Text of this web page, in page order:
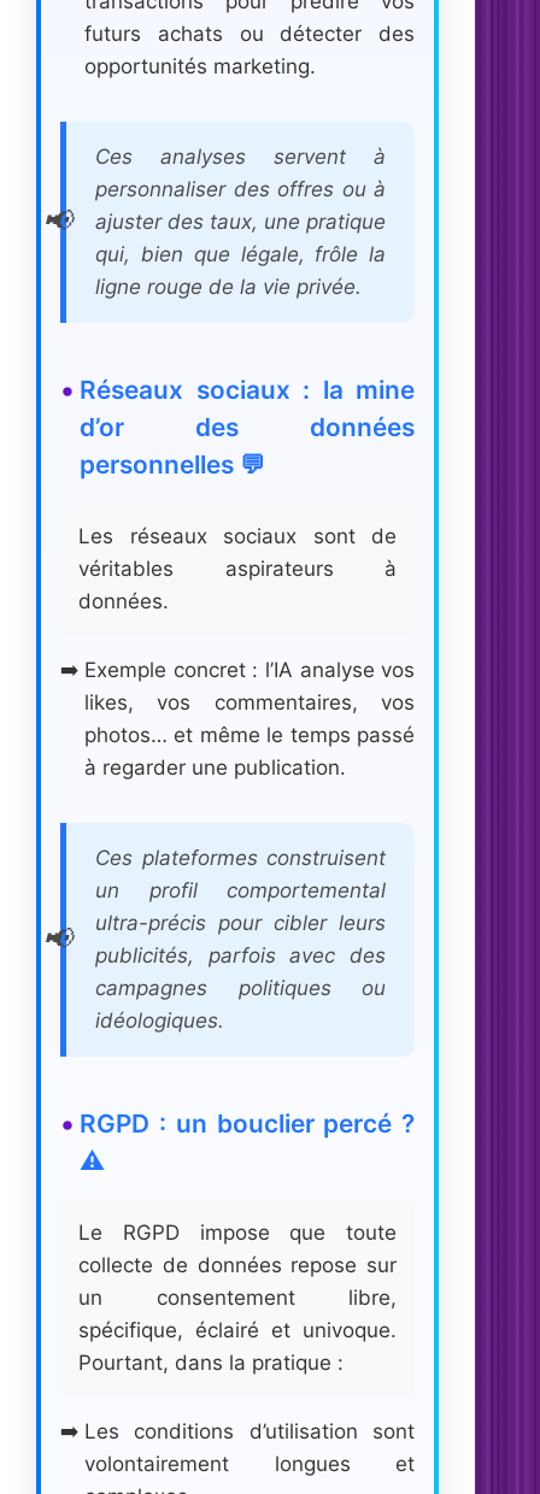
futurs achats ou détecter des
opportunités marketing.
Ces analyses servent à
personnaliser des offres ou à
ajuster des taux, une pratique
qui, bien que légale, frôle la
ligne rouge de la vie privée.
Réseaux sociaux : la mine
d’or des données
personnelles 💬
Les réseaux sociaux sont de
véritables aspirateurs à
données.
Exemple concret : l’IA analyse vos
likes, vos commentaires, vos
photos… et même le temps passé
à regarder une publication.
Ces plateformes construisent
un profil comportemental
ultra-précis pour cibler leurs
publicités, parfois avec des
campagnes politiques ou
idéologiques.
RGPD : un bouclier percé ?
⚠️
Le RGPD impose que toute
collecte de données repose sur
un consentement libre,
spécifique, éclairé et univoque.
Pourtant, dans la pratique :
Les conditions d’utilisation sont
volontairement longues et